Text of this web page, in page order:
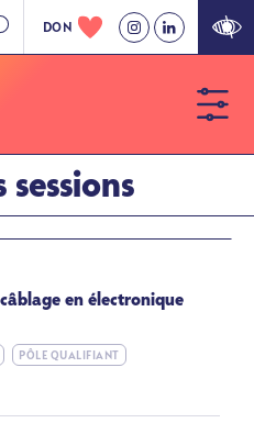
DON
en électronique
PÔLE QUALIFIANT